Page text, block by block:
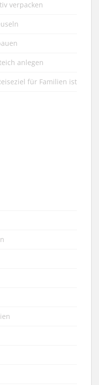
verpacken
anlegen
für Familien ist